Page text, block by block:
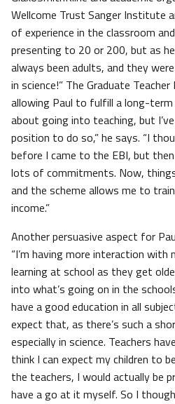
Wellcome Trust Sanger Institute
of experience in the classroom
presenting to 20 or 200, but as
always been adults, and they
in science!” The Graduate
allowing Paul to fulfill a long-
about going into teaching, but
position to do so,” he says. “I
before I came to the EBI, but
lots of commitments. Now,
and the scheme allows me to
income.”
Another persuasive aspect for
“I’m having more interaction with
learning at school as they get
into what’s going on in the
have a good education in all
expect that, as there’s such a
especially in science. Teachers
think I can expect my children to
the teachers, I would actually be
have a go at it myself. So I